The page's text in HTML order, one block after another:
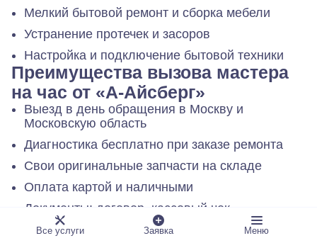
Мелкий бытовой ремонт и сборка мебели
Устранение протечек и засоров
Настройка и подключение бытовой техники
Преимущества вызова мастера
на час от «А-Айсберг»
Выезд в день обращения в Москву и
Московскую область
Диагностика бесплатно при заказе ремонта
Свои оригинальные запчасти на складе
Оплата картой и наличными
Документы: договор, кассовый чек
Как заказать мастера на час у
Все услуги Заявка Меню